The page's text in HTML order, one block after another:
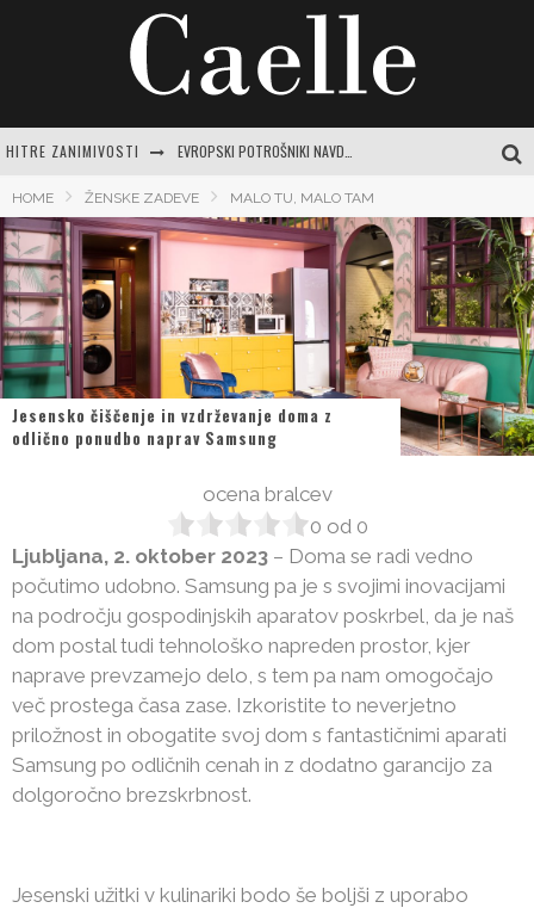
HITRE ZANIMIVOSTI
ČAJI ZA ŽELODEC IN PREBAVO: VAŠ CELOVIT VODNIK DO POMIRITVE IN RAVNOVESJA
NAJBOLJŠA BUČNA JUHA: POPOLN VODIČ DO KREMASTEGA JESENSKEGA UŽITKA ZA VSAK OKUS
PREPROSTA BUČKINA JUHA: RECEPTI IN NASVETI ZA JESENSKO RAZVAJANJE
HOME ŽENSKE ZADEVE MALO TU, MALO TAM
Jesensko čiščenje in vzdrževanje doma z
odlično ponudbo naprav Samsung
ocena bralcev
0 od 0
Ljubljana, 2. oktober 2023 – Doma se radi vedno
počutimo udobno. Samsung pa je s svojimi inovacijami
na področju gospodinjskih aparatov poskrbel, da je naš
dom postal tudi tehnološko napreden prostor, kjer
naprave prevzamejo delo, s tem pa nam omogočajo
več prostega časa zase. Izkoristite to neverjetno
priložnost in obogatite svoj dom s fantastičnimi aparati
Samsung po odličnih cenah in z dodatno garancijo za
dolgoročno brezskrbnost.
Jesenski užitki v kulinariki bodo še boljši z uporabo